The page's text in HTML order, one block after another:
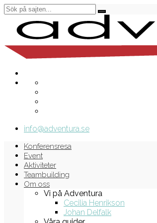
info@adventura.se
Konferensresa
Event
Aktiviteter
Teambuilding
Om oss
Vi på Adventura
Cecilia Henrikson
Johan Delfalk